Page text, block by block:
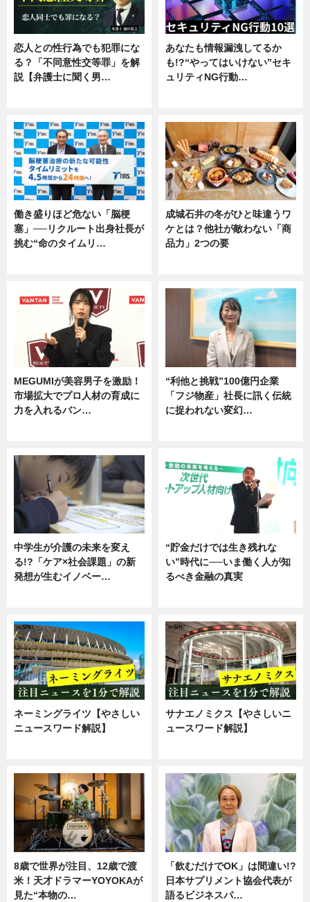
恋人との性行為でも犯罪にな
る？「不同意性交等罪」を解
説【弁護士に聞く男…
あなたも情報漏洩してるか
も!?“やってはいけない”セキ
ュリティNG行動…
働き盛りほど危ない「脳梗
塞」──リクルート出身社長が
挑む“命のタイムリ…
成城石井の冬がひと味違うワ
ケとは？他社が敵わない「商
品力」2つの要
MEGUMIが美容男子を激励！
市場拡大でプロ人材の育成に
力を入れるバン…
“利他と挑戦”100億円企業
「フジ物産」社長に訊く伝統
に捉われない変幻…
中学生が介護の未来を変え
る!?「ケア×社会課題」の新
発想が生むイノベー…
“貯金だけでは生き残れな
い”時代に──いま働く人が知
るべき金融の真実
ネーミングライツ【やさしい
ニュースワード解説】
サナエノミクス【やさしいニ
ュースワード解説】
8歳で世界が注目、12歳で渡
米！天才ドラマーYOYOKAが
見た“本物の…
「飲むだけでOK」は間違い!?
日本サプリメント協会代表が
語るビジネスパ…